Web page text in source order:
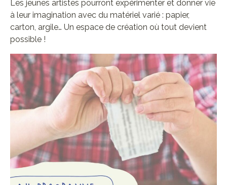
Les jeunes artistes pourront expérimenter et donner vie
à leur imagination avec du matériel varié : papier,
carton, argile… Un espace de création où tout devient
possible !